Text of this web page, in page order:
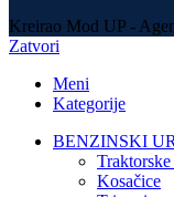
Kreirao Mod UP -
Zatvori
Meni
Kategorije
BENZINSKI
Kosačice